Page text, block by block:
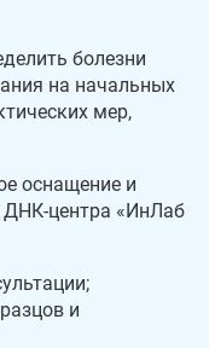
болезни
на начальных
мер,
оснащение и
ДНК-центра «ИнЛаб
и